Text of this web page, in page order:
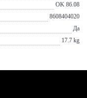
OK 86.08
8608404020
Да
17.7 kg